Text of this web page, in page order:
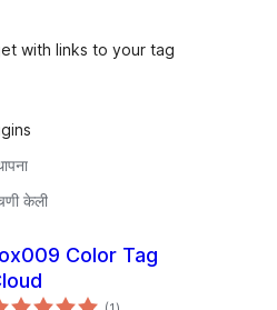
with links to your tag
केली
Color Tag
एकूण